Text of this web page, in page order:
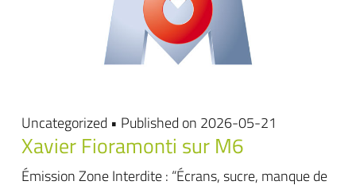
Uncategorized • Published on 2026-05-21
Xavier Fioramonti sur M6
Émission Zone Interdite : “Écrans, sucre, manque de